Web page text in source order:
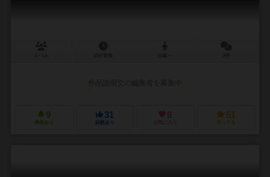
9
興味あり
31
経験あり
9
お気に入り
51
持ってる